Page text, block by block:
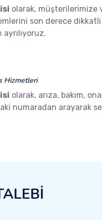
olarak, müşterilerimize
son derece dikkatli
Hizmetleri
olarak, arıza, bakım,
numaradan arayarak